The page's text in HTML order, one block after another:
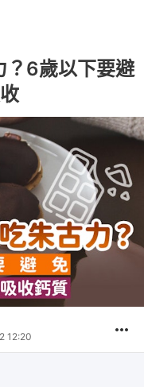
？6歲以下要避
12:20